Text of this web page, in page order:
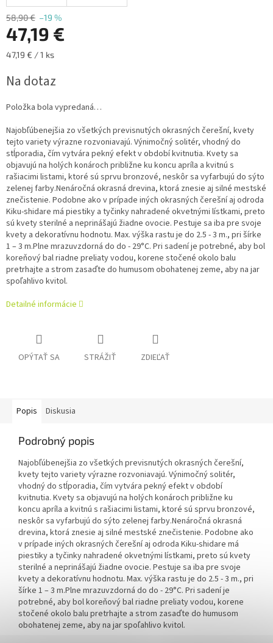
58,90 € –19 %
47,19 €
Jednotková
47,19 € / 1 ks
Na dotaz
Položka bola vypredaná…
Najobľúbenejšia zo všetkých previsnutých okrasných čerešní, kvety
tejto variety výrazne rozvoniavajú. Výnimočný solitér, vhodný do
stĺporadia, čím vytvára pekný efekt v období kvitnutia. Kvety sa
objavujú na holých konároch približne ku koncu apríla a kvitnú s
rašiacimi listami, ktoré sú sprvu bronzové, neskôr sa vyfarbujú do sýto
zelenej farby.Nenáročná okrasná drevina, ktorá znesie aj silné mestské
znečistenie. Podobne ako v prípade iných okrasných čerešní aj odroda
Kiku-shidare má piestiky a tyčinky nahradené okvetnými lístkami, preto
sú kvety sterilné a neprinášajú žiadne ovocie. Pestuje sa iba pre svoje
kvety a dekoratívnu hodnotu. Max. výška rastu je do 2.5 - 3 m., pri šírke
1 – 3 m.Plne mrazuvzdorná do do - 29°C. Pri sadení je potrebné, aby bol
koreňový bal riadne preliaty vodou, korene stočené okolo balu
pretrhajte a strom zasaďte do humusom obohatenej zeme, aby na jar
spoľahlivo kvitol.
Detailné informácie
OPÝTAŤ SA STRÁŽIŤ ZDIEĽAŤ
Popis Diskusia
Podrobný popis
Najobľúbenejšia zo všetkých previsnutých okrasných čerešní,
kvety tejto variety výrazne rozvoniavajú. Výnimočný solitér,
vhodný do stĺporadia, čím vytvára pekný efekt v období
kvitnutia. Kvety sa objavujú na holých konároch približne ku
koncu apríla a kvitnú s rašiacimi listami, ktoré sú sprvu bronzové,
neskôr sa vyfarbujú do sýto zelenej farby.Nenáročná okrasná
drevina, ktorá znesie aj silné mestské znečistenie. Podobne ako
v prípade iných okrasných čerešní aj odroda Kiku-shidare má
piestiky a tyčinky nahradené okvetnými lístkami, preto sú kvety
sterilné a neprinášajú žiadne ovocie. Pestuje sa iba pre svoje
kvety a dekoratívnu hodnotu. Max. výška rastu je do 2.5 - 3 m., pri
šírke 1 – 3 m.Plne mrazuvzdorná do do - 29°C. Pri sadení je
potrebné, aby bol koreňový bal riadne preliaty vodou, korene
stočené okolo balu pretrhajte a strom zasaďte do humusom
obohatenej zeme, aby na jar spoľahlivo kvitol.